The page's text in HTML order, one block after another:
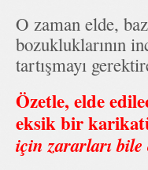
O zaman elde,
bozukluklarının
tartışmayı
Özetle, elde
eksik bir
için zararları